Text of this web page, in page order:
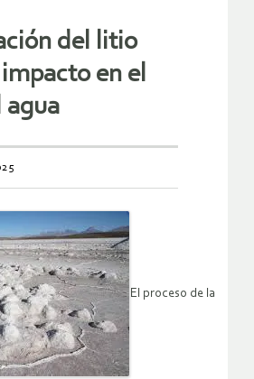
del litio
en el
agua
El proceso de la